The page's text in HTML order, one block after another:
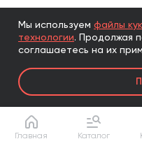
Другие книги
Мы используем файлы
технологии. Продолжая
соглашаетесь на их
Главная Каталог